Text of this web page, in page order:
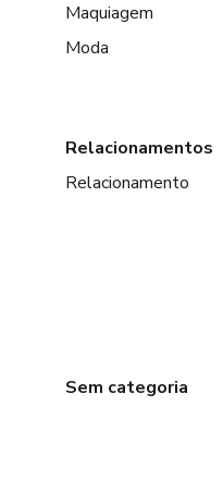
Maquiagem
Moda
Relacionamentos
Relacionamento
Sem categoria